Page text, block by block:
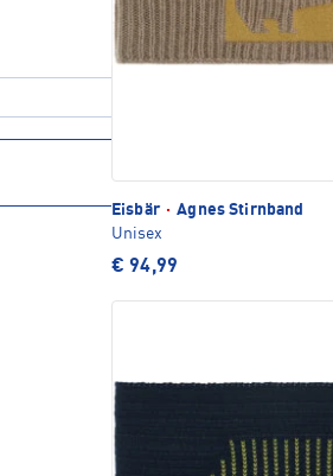
Eisbär · Agnes Stirnband
Unisex
€ 94,99